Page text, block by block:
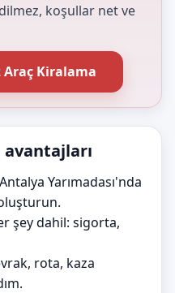
koşullar net ve
Araç Kiralama
Yarımadası'nda
şey dahil: sigorta,
rota, kaza